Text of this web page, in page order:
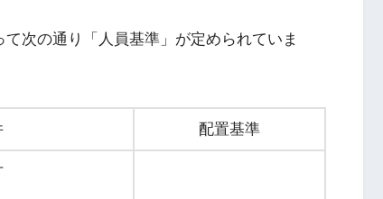
次の通り「人員基準」が定められていま
配置基準